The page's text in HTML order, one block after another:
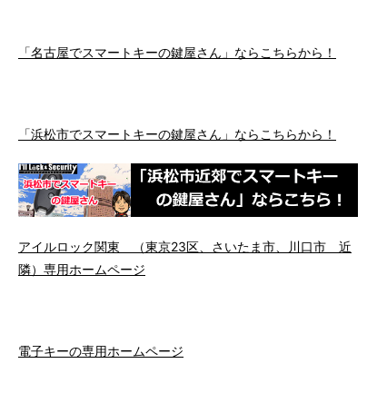
「名古屋でスマートキーの鍵屋さん」ならこちらから！
「浜松市でスマートキーの鍵屋さん」ならこちらから！
アイルロック関東 （東京23区、さいたま市、川口市 近
隣）専用ホームページ
電子キーの専用ホームページ